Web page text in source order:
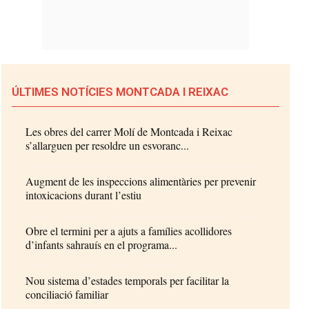
ÚLTIMES NOTÍCIES MONTCADA I REIXAC
Les obres del carrer Molí de Montcada i Reixac
s’allarguen per resoldre un esvoranc...
Augment de les inspeccions alimentàries per prevenir
intoxicacions durant l’estiu
Obre el termini per a ajuts a famílies acollidores
d’infants sahrauís en el programa...
Nou sistema d’estades temporals per facilitar la
conciliació familiar